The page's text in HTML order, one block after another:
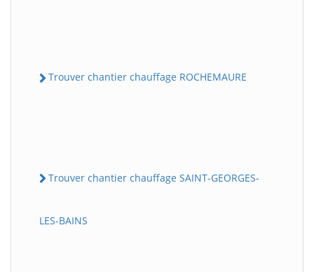
Trouver chantier chauffage ROCHEMAURE
Trouver chantier chauffage SAINT-GEORGES-
LES-BAINS